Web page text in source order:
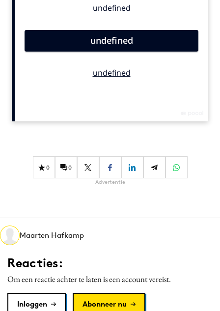
Contentmarketing
Effectiviteit
Gedragsverandering
Martech
Media
Merkstrategie
PR
Programmatic
Reputatie & crisis
0 0
Advertentie
Maarten Hafkamp
Reacties:
Om een reactie achter te laten is een account vereist.
Inloggen Abonneer nu